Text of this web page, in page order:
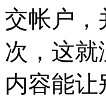
交帐户，
次，这
内容能